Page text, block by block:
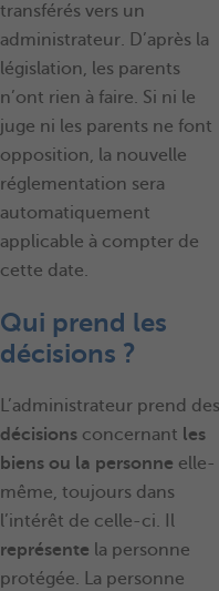
transférés vers un
administrateur. D’après la
législation, les parents
n’ont rien à faire. Si ni le
juge ni les parents ne font
opposition, la nouvelle
réglementation sera
automatiquement
applicable à compter de
cette date.
Qui prend les
décisions ?
L’administrateur prend des
décisions concernant les
biens ou la personne elle-
même, toujours dans
l’intérêt de celle-ci. Il
représente la personne
protégée. La personne